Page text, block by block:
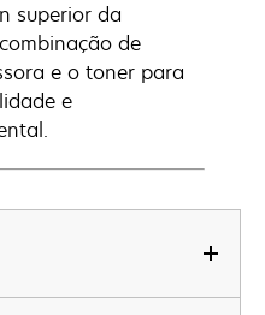
superior da
de
e o toner para
e